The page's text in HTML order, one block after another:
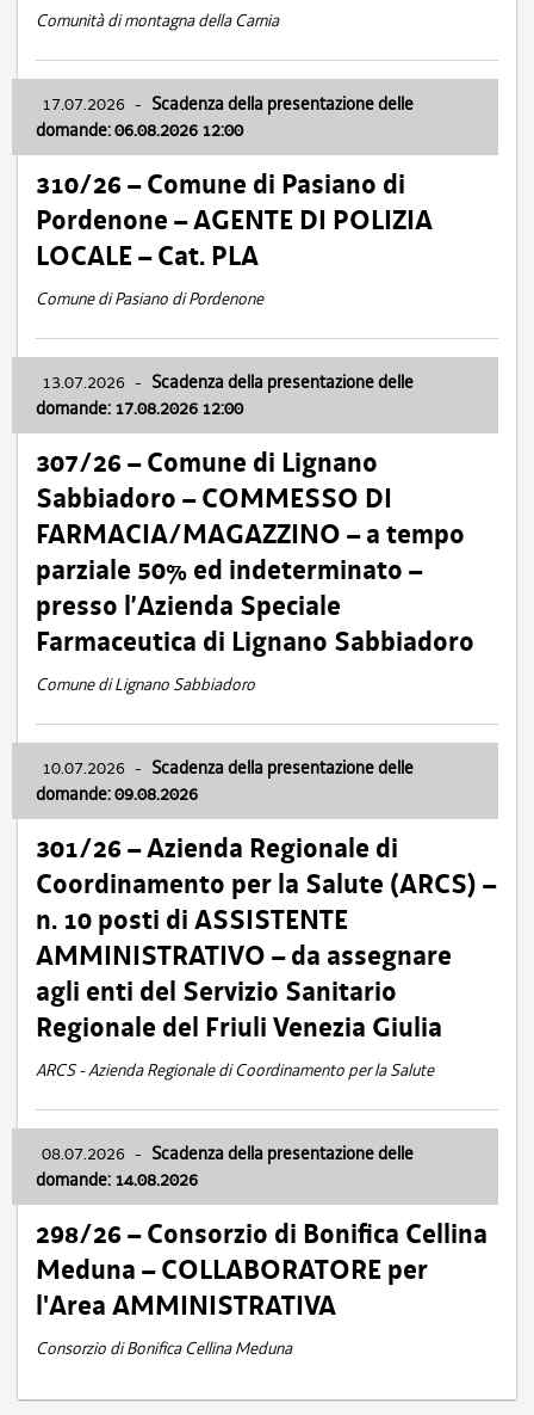
Comunità di montagna della Carnia
17.07.2026 - Scadenza della presentazione delle
domande: 06.08.2026 12:00
310/26 – Comune di Pasiano di
Pordenone – AGENTE DI POLIZIA
LOCALE – Cat. PLA
Comune di Pasiano di Pordenone
13.07.2026 - Scadenza della presentazione delle
domande: 17.08.2026 12:00
307/26 – Comune di Lignano
Sabbiadoro – COMMESSO DI
FARMACIA/MAGAZZINO – a tempo
parziale 50% ed indeterminato –
presso l’Azienda Speciale
Farmaceutica di Lignano Sabbiadoro
Comune di Lignano Sabbiadoro
10.07.2026 - Scadenza della presentazione delle
domande: 09.08.2026
301/26 – Azienda Regionale di
Coordinamento per la Salute (ARCS) –
n. 10 posti di ASSISTENTE
AMMINISTRATIVO – da assegnare
agli enti del Servizio Sanitario
Regionale del Friuli Venezia Giulia
ARCS - Azienda Regionale di Coordinamento per la Salute
08.07.2026 - Scadenza della presentazione delle
domande: 14.08.2026
298/26 – Consorzio di Bonifica Cellina
Meduna – COLLABORATORE per
l'Area AMMINISTRATIVA
Consorzio di Bonifica Cellina Meduna